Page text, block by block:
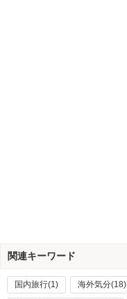
関連キーワード
国内旅行(1) 海外気分(18)